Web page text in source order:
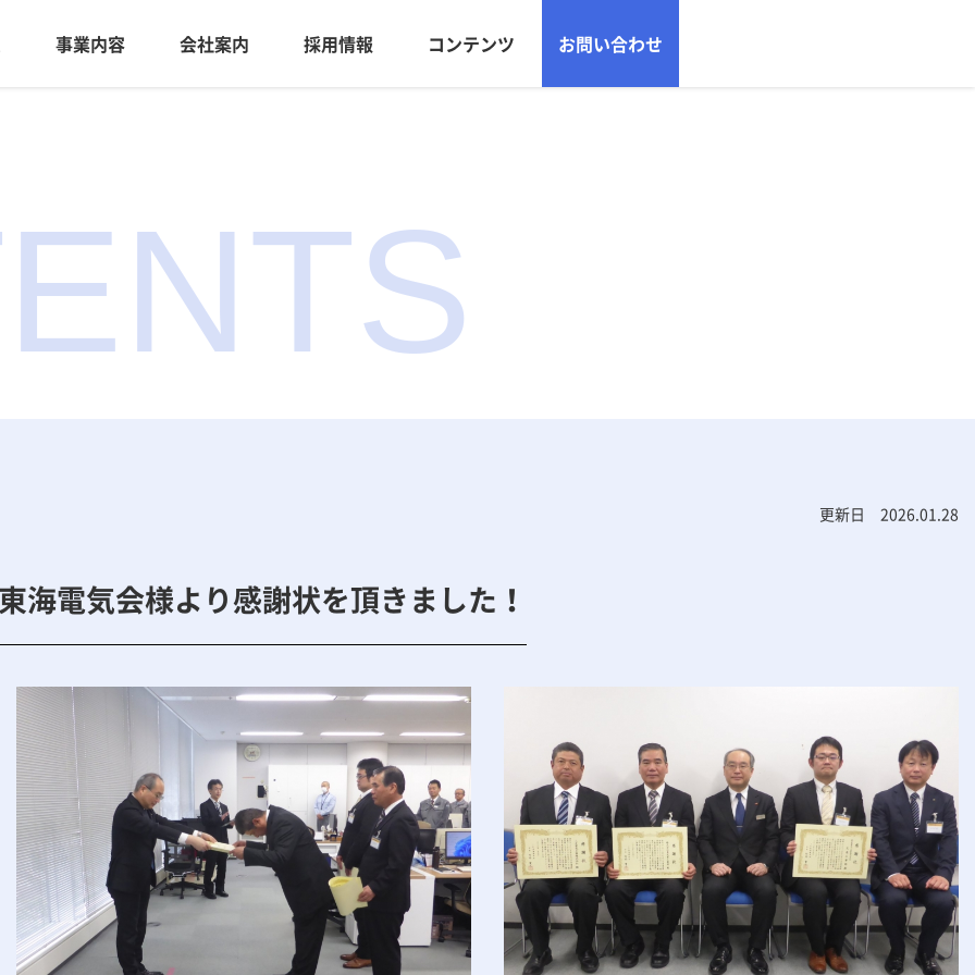
事業内容 会社案内 採用情報 コンテンツ お問い合わせ
更新日 2026.01.28
海電気会様より感謝状を頂きました！